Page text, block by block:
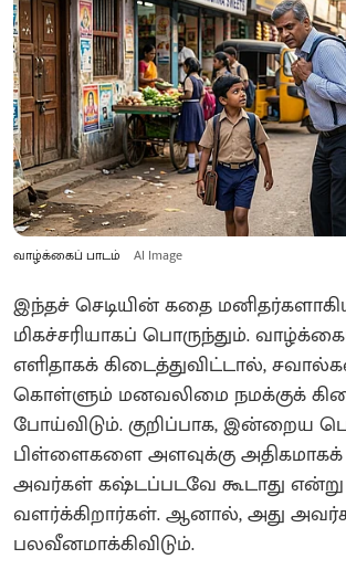
வாழ்க்கைப் பாடம் AI Image
இந்தச் செடியின் கதை
மிகச்சரியாகப் பொருந்தும்.
எளிதாகக் கிடைத்துவிட்டால்,
கொள்ளும் மனவலிமை நமக்குக்
போய்விடும். குறிப்பாக, இன்றைய
பிள்ளைகளை அளவுக்கு
அவர்கள் கஷ்டப்படவே கூடாது
வளர்க்கிறார்கள். ஆனால், அது
பலவீனமாக்கிவிடும்.